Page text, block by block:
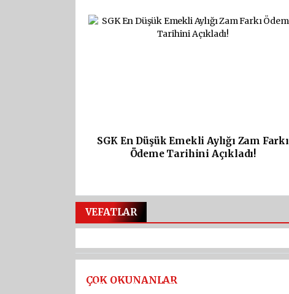
SGK En Düşük Emekli Aylığı Zam Farkı
Ödeme Tarihini Açıkladı!
VEFATLAR
ÇOK OKUNANLAR
Kardeş Cinayetinde Zanlı